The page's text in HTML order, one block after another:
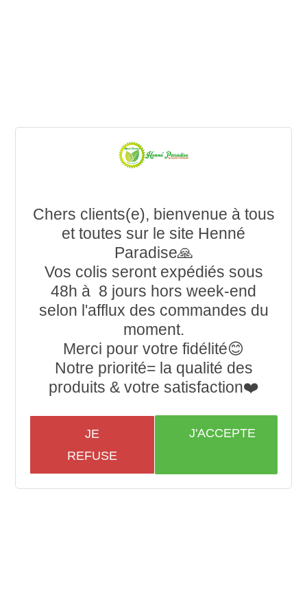
Chers clients(e), bienvenue à tous
et toutes sur le site Henné
Paradise🙏
Vos colis seront expédiés sous
48h à 8 jours hors week-end
selon l'afflux des commandes du
moment.
Merci pour votre fidélité😊
Notre priorité= la qualité des
produits & votre satisfaction❤️
JE
REFUSE
J'ACCEPTE